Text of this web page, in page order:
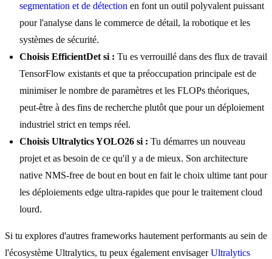
segmentation et de détection en font un outil polyvalent puissant
pour l'analyse dans le commerce de détail, la robotique et les
systèmes de sécurité.
Choisis EfficientDet si : Tu es verrouillé dans des flux de travail
TensorFlow existants et que ta préoccupation principale est de
minimiser le nombre de paramètres et les FLOPs théoriques,
peut-être à des fins de recherche plutôt que pour un déploiement
industriel strict en temps réel.
Choisis Ultralytics YOLO26 si : Tu démarres un nouveau
projet et as besoin de ce qu'il y a de mieux. Son architecture
native NMS-free de bout en bout en fait le choix ultime tant pour
les déploiements edge ultra-rapides que pour le traitement cloud
lourd.
Si tu explores d'autres frameworks hautement performants au sein de
l'écosystème Ultralytics, tu peux également envisagerUltralytics